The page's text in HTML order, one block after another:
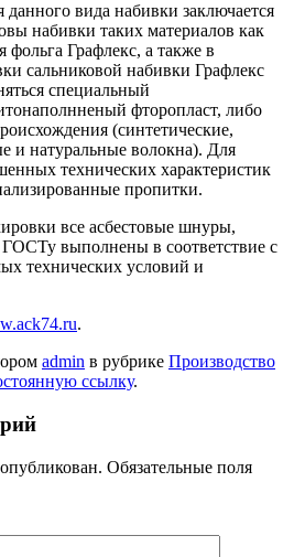
данного вида набивки заключается
набивки таких материалов как
фольга Графлекс, а также в
сальниковой набивки Графлекс
специальный
фторопласт, либо
(синтетические,
и натуральные волокна). Для
технических характеристик
пропитки.
все асбестовые шнуры,
выполнены в соответствие с
технических условий и
.
admin в рубрике Производство
ссылку.
Обязательные поля